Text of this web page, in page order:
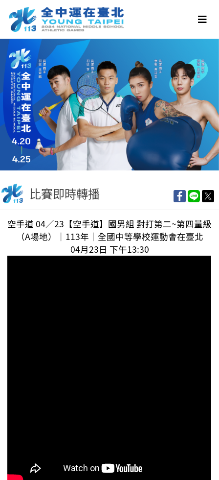
比賽即時轉播
空手道 04／23【空手道】國男組 對打第二~第四量級
（A場地）｜113年｜全國中等學校運動會在臺北
04月23日 下午13:30